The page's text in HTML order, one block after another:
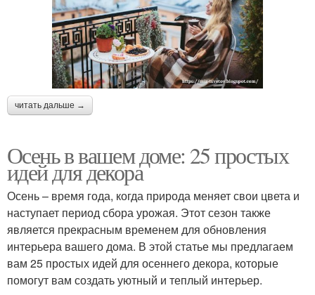
читать дальше →
Осень в вашем доме: 25 простых
идей для декора
Осень – время года, когда природа меняет свои цвета и
наступает период сбора урожая. Этот сезон также
является прекрасным временем для обновления
интерьера вашего дома. В этой статье мы предлагаем
вам 25 простых идей для осеннего декора, которые
помогут вам создать уютный и теплый интерьер.